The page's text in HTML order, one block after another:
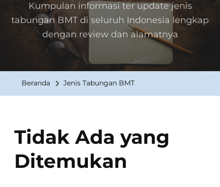
Kumpulan informasi ter update jenis
tabungan BMT di seluruh Indonesia lengkap
dengan review dan alamatnya
Beranda Jenis Tabungan BMT
Tidak Ada yang
Ditemukan